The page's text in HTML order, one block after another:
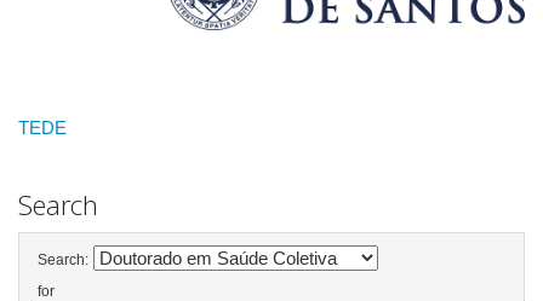
TEDE
Search
Search:
for